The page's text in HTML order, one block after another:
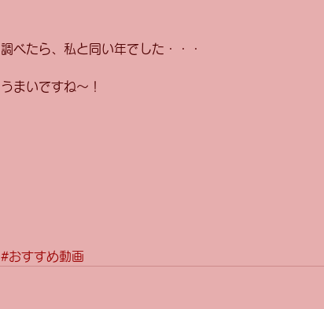
調べたら、私と同い年でした・・・
うまいですね〜！
#おすすめ動画